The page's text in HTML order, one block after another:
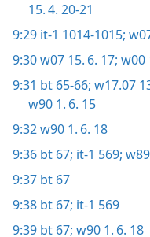
15. 4. 20-21
9:29 it-1 1014-1015;
9:30w07 15. 6. 17; w00
9:31 bt 65-66; w17.07
w90 1. 6. 15
9:32w90 1. 6. 18
9:36 bt 67; it-1 569;
9:37 bt 67
9:38 bt 67; it-1 569
9:39 bt 67; w90 1. 6. 18